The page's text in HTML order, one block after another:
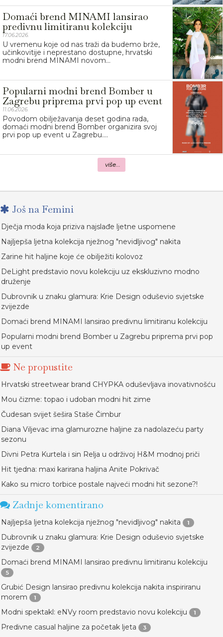
Domaći brend MINAMI lansirao
predivnu limitiranu kolekciju
17.06.2026.
U vremenu koje od nas traži da budemo brže,
učinkovitije i neprestano dostupne, hrvatski
modni brend MINAMI novom...
Popularni modni brend Bomber u
Zagrebu priprema prvi pop up event
11.06.2026.
Povodom obilježavanja deset godina rada,
domaći modni brend Bomber organizira svoj
prvi pop up event u Zagrebu....
više...
Još na Femini
Dječja moda koja priziva najslađe ljetne uspomene
Najljepša ljetna kolekcija nježnog "nevidljivog" nakita
Zarine hit haljine koje će obilježiti kolovoz
DeLight predstavio novu kolekciju uz ekskluzivno modno
druženje
Dubrovnik u znaku glamura: Krie Design oduševio svjetske
zvijezde
Domaći brend MINAMI lansirao predivnu limitiranu kolekciju
Popularni modni brend Bomber u Zagrebu priprema prvi pop
up event
Ne propustite
Hrvatski streetwear brand CHYPKA oduševljava inovativnošću
Mou čizme: topao i udoban modni hit zime
Čudesan svijet šešira Staše Čimbur
Diana Viljevac ima glamurozne haljine za nadolazeću party
sezonu
Divni Petra Kurtela i sin Relja u održivoj H&M modnoj priči
Hit tjedna: maxi karirana haljina Anite Pokrivač
Kako su micro torbice postale najveći modni hit sezone?!
Zadnje komentirano
Najljepša ljetna kolekcija nježnog "nevidljivog" nakita 1
Dubrovnik u znaku glamura: Krie Design oduševio svjetske
zvijezde
2
Domaći brend MINAMI lansirao predivnu limitiranu kolekciju
5
Grubić Design lansirao predivnu kolekcija nakita inspiriranu
morem
1
Modni spektakl: eNVy room predstavio novu kolekciju 1
Predivne casual haljine za početak ljeta 3